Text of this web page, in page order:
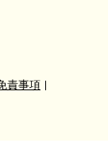
責事項